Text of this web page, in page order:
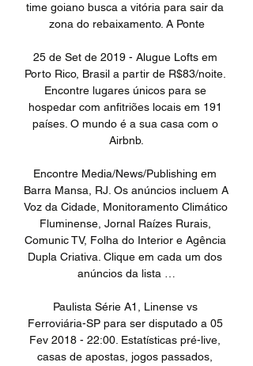
time goiano busca a vitória para sair da
zona do rebaixamento. A Ponte
25 de Set de 2019 - Alugue Lofts em
Porto Rico, Brasil a partir de R$83/noite.
Encontre lugares únicos para se
hospedar com anfitriões locais em 191
países. O mundo é a sua casa com o
Airbnb.
Encontre Media/News/Publishing em
Barra Mansa, RJ. Os anúncios incluem A
Voz da Cidade, Monitoramento Climático
Fluminense, Jornal Raízes Rurais,
Comunic TV, Folha do Interior e Agência
Dupla Criativa. Clique em cada um dos
anúncios da lista …
Paulista Série A1, Linense vs
Ferroviária-SP para ser disputado a 05
Fev 2018 - 22:00. Estatísticas pré-live,
casas de apostas, jogos passados,